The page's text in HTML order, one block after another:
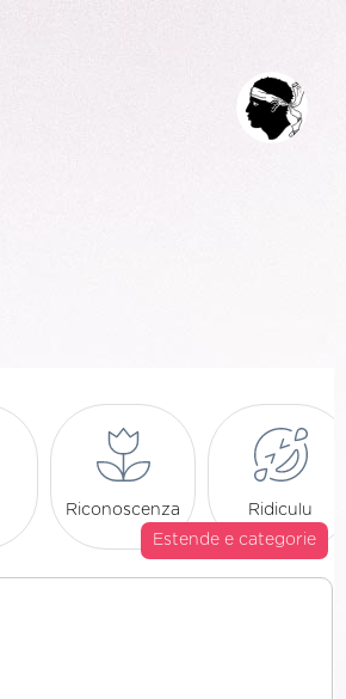
Riconoscenza
Ridiculu
Estende e categorie